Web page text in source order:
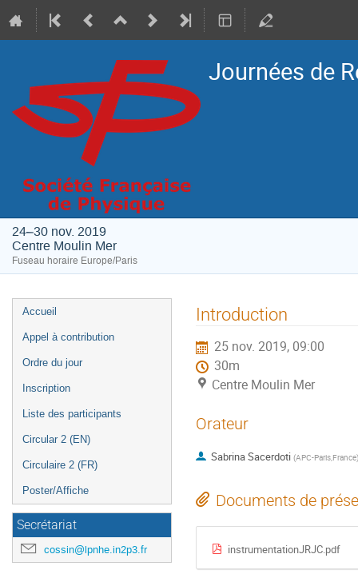
Journées de
24–30 nov. 2019
Centre Moulin Mer
Fuseau horaire Europe/Paris
Menu
de
Accueil
Appel à contribution
Ordre du jour
Inscription
Liste des participants
Circular 2 (EN)
Circulaire 2 (FR)
Poster/Affiche
Secrétariat
cossin@lpnhe.in2p3.fr
Introduction
25 nov. 2019, 09:00
30m
Centre Moulin Mer
Orateur
Sabrina Sacerdoti (APC-Paris,France)
Documents de
instrumentationJRJC.pdf